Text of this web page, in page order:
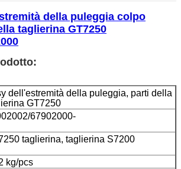
della puleggia colpo
taglierina GT7250
dell'estremità della puleggia, parti della
GT7250
67902000-
taglierina, taglierina S7200
kg/pcs